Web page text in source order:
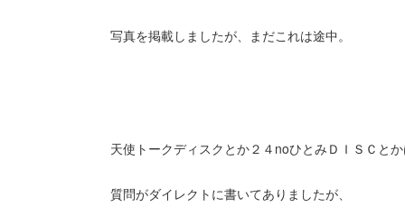
写真を掲載しましたが、まだこれは途中。
天使トークディスクとか２４noひとみＤＩＳＣと
質問がダイレクトに書いてありましたが、